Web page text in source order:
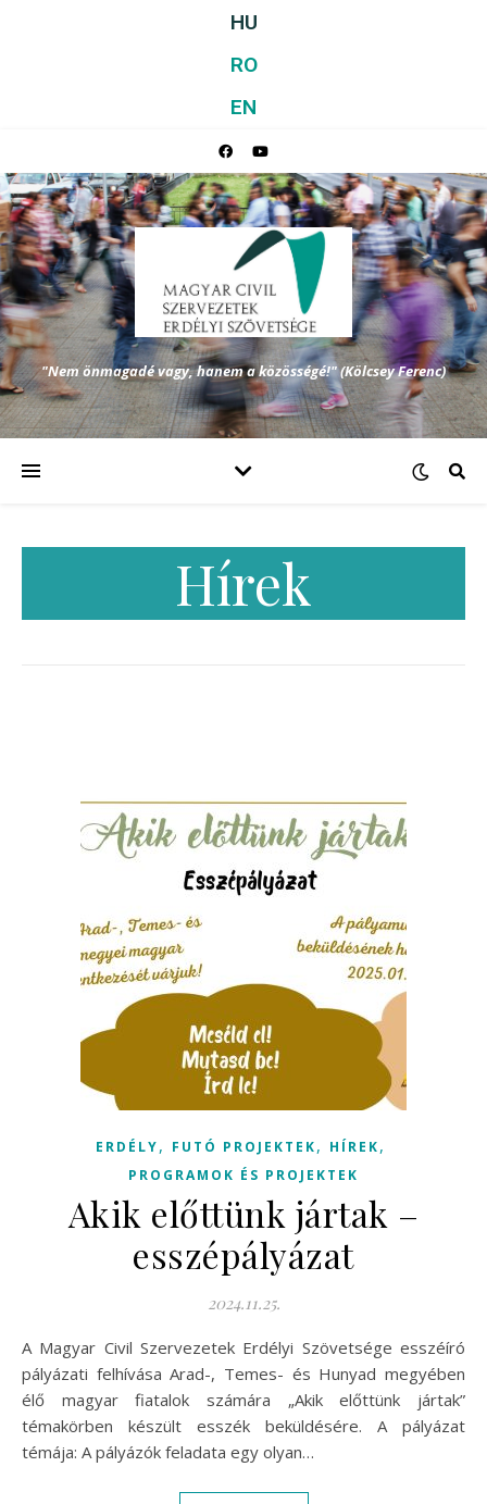
HU
RO
EN
"Nem önmagadé vagy, hanem a közösségé!" (Kölcsey Ferenc)
Hírek
ERDÉLY, FUTÓ PROJEKTEK, HÍREK,
PROGRAMOK ÉS PROJEKTEK
Akik előttünk jártak –
esszépályázat
2024.11.25.
A Magyar Civil Szervezetek Erdélyi Szövetsége esszéíró
pályázati felhívása Arad-, Temes- és Hunyad megyében
élő magyar fiatalok számára „Akik előttünk jártak”
témakörben készült esszék beküldésére. A pályázat
témája: A pályázók feladata egy olyan…